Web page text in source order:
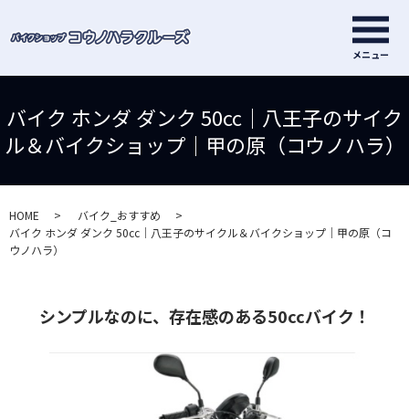
メ
メニュー
バイク ホンダ ダンク 50cc｜八王子のサイク
ル＆バイクショップ｜甲の原（コウノハラ）
HOME
バイク_おすすめ
バイク ホンダ ダンク 50cc｜八王子のサイクル＆バイクショップ｜甲の原（コ
ウノハラ）
シンプルなのに、存在感のある50ccバイク！